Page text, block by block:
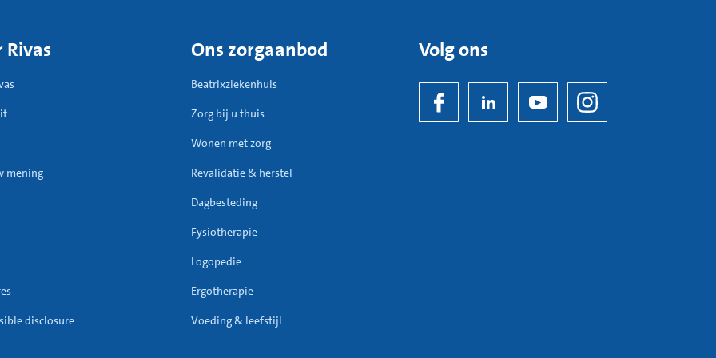
Rivas
mening
disclosure
Ons zorgaanbod
Beatrixziekenhuis
Zorg bij u thuis
Wonen met zorg
Revalidatie & herstel
Dagbesteding
Fysiotherapie
Logopedie
Ergotherapie
Voeding & leefstijl
Volg ons